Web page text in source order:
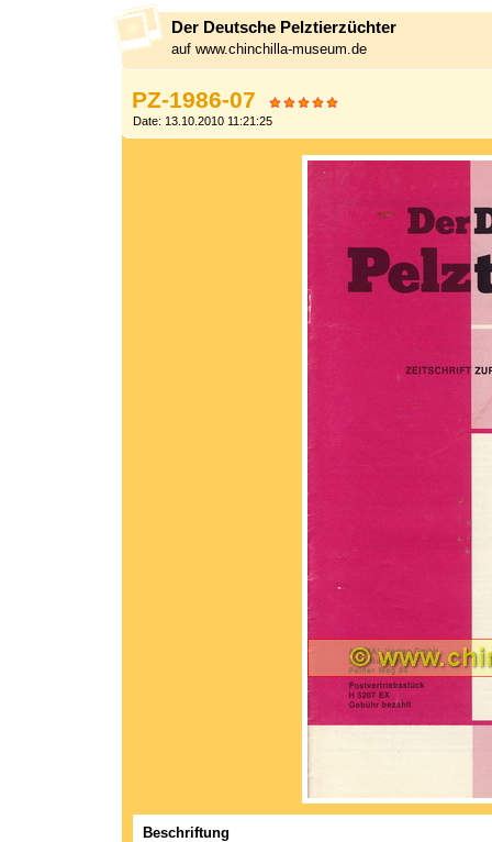
Der Deutsche Pelztierzüchter
auf www.chinchilla-museum.de
PZ-1986-07
Date: 13.10.2010 11:21:25
Beschriftung